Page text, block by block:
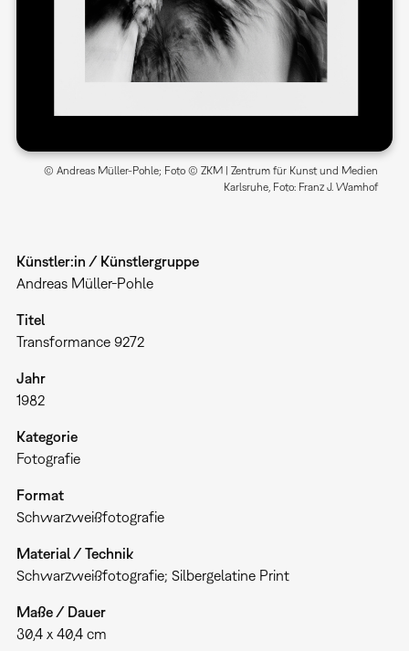
© Andreas Müller-Pohle; Foto © ZKM | Zentrum für Kunst und Medien
Karlsruhe, Foto: Franz J. Wamhof
Künstler:in / Künstlergruppe
Andreas Müller-Pohle
Titel
Transformance 9272
Jahr
1982
Kategorie
Fotografie
Format
Schwarzweißfotografie
Material / Technik
Schwarzweißfotografie; Silbergelatine Print
Maße / Dauer
30,4 x 40,4 cm